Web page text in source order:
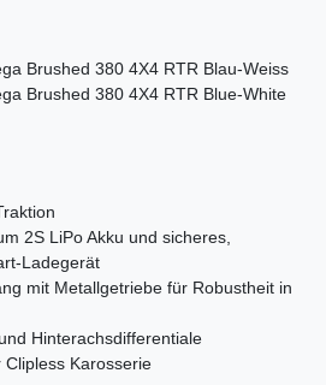
Brushed 380 4X4 RTR Blau-Weiss
Brushed 380 4X4 RTR Blue-White
2S LiPo Akku und sicheres,
Ladegerät
mit Metallgetriebe für Robustheit in
Hinterachsdifferentiale
Karosserie